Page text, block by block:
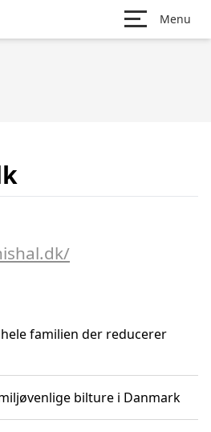
Menu
familien der reducerer
bilture i Danmark